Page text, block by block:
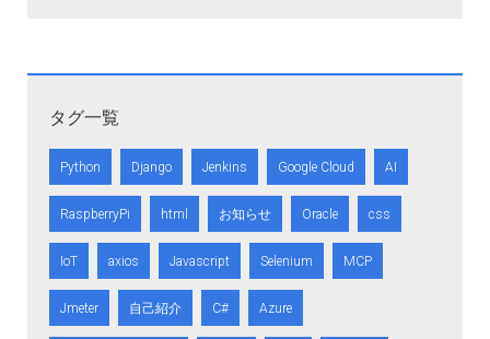
タグ一覧
Python Django Jenkins Google Cloud AI
RaspberryPi html お知らせ Oracle css
IoT axios Javascript Selenium MCP
Jmeter 自己紹介 C# Azure